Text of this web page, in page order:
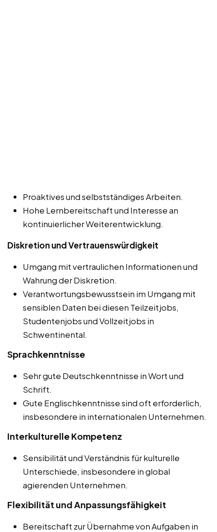
Proaktives und selbstständiges Arbeiten.
Hohe Lernbereitschaft und Interesse an
kontinuierlicher Weiterentwicklung.
Diskretion und Vertrauenswürdigkeit
Umgang mit vertraulichen Informationen und
Wahrung der Diskretion.
Verantwortungsbewusstsein im Umgang mit
sensiblen Daten bei diesen Teilzeitjobs,
Studentenjobs und Vollzeitjobs in
Schwentinental.
Sprachkenntnisse
Sehr gute Deutschkenntnisse in Wort und
Schrift.
Gute Englischkenntnisse sind oft erforderlich,
insbesondere in internationalen Unternehmen.
Interkulturelle Kompetenz
Sensibilität und Verständnis für kulturelle
Unterschiede, insbesondere in global
agierenden Unternehmen.
Flexibilität und Anpassungsfähigkeit
Bereitschaft zur Übernahme von Aufgaben in